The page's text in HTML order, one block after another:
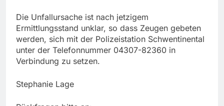
Die Unfallursache ist nach jetzigem
Ermittlungsstand unklar, so dass Zeugen gebeten
werden, sich mit der Polizeistation Schwentinental
unter der Telefonnummer 04307-82360 in
Verbindung zu setzen.
Stephanie Lage